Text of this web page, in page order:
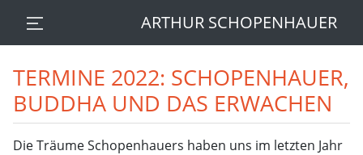
ARTHUR SCHOPENHAUER
TERMINE 2022: SCHOPENHAUER,
BUDDHA UND DAS ERWACHEN
Die Träume Schopenhauers haben uns im letzten Jahr